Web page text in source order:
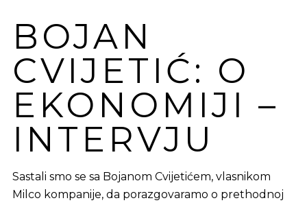
BOJAN
CVIJETIĆ: O
EKONOMIJI –
INTERVJU
Sastali smo se sa Bojanom Cvijetićem, vlasnikom
Milco kompanije, da porazgovaramo o prethodnoj